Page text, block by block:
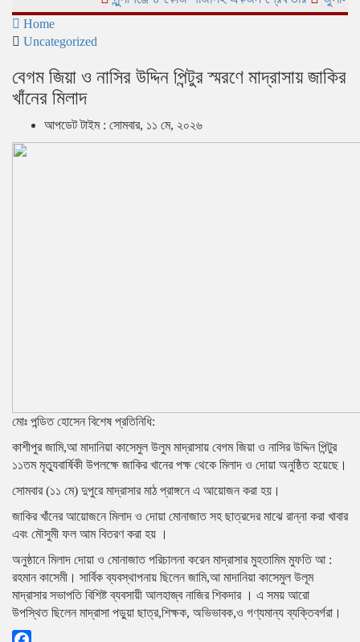
Home
Uncategorized
বেগম জিয়া ও নাসির উদ্দিন পিন্টুর স্মরণে মাদ্রাসায় জাকির
খাঁনের মিলাদ
আপডেট টাইম : সোমবার, ১১ মে, ২০২৬
মোঃ পন্ডিত হোসেন বিশেষ প্রতিনিধি:
কাশীপুর জামি,আ মাদানিয়া কাসেমুল উলুম মাদ্রাসায় বেগম জিয়া ও নাসির উদ্দিন পিন্টুর
১১তম মৃত্যুবার্ষিকী উপলক্ষে জাকির খানের পক্ষ থেকে মিলাদ ও দোয়া অনুষ্ঠিত হয়েছে।
সোমবার (১১ মে) দুপুরে মাদ্রাসার মাঠ প্রাঙ্গনে এ আয়োজন করা হয়।
জাকির খাঁনের আয়োজনে মিলাদ ও দোয়া মোনাজাত সহ ছাত্রদের মাঝে রান্না করা খাবার
এবং মৌসুমী ফল আম বিতরণ করা হয় ।
অনুষ্ঠানে মিলাদ দোয়া ও মোনাজাত পরিচালনা করেন মাদ্রাসার মুহতামিম মুফতি আ :
রহমান কাসেমী। সার্বিক ব্যবস্থাপনায় ছিলেন জামি,আ মাদানিয়া কাসেমুল উলূম
মাদ্রাসার সভাপতি বিশিষ্ট ব্যবসায়ী আলহাজ্ব নাজির শিকদার । এ সময় আরো
উপস্থিত ছিলেন মাদ্রাসা পড়ুয়া ছাত্র,শিক্ষক, অভিভাবক,ও গণ্যমান্য ব্যক্তিবর্গরা।